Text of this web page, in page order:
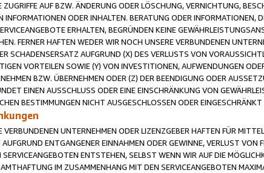
AUF BZW. ÄNDERUNG ODER LÖSCHUNG, VERNICHTUNG,
ODER INHALTEN. BERATUNG ODER INFORMATIONEN,
ERHALTEN, BEGRÜNDEN KEINE
FERNER HAFTEN WEDER WIR NOCH UNSERE VERBUNDENEN
SCHADENSERSATZ AUFGRUND (X) DES VERLUSTS VON
VORTEILEN SOWIE (Y) VON INVESTITIONEN, AUFWENDUNGEN
BZW. ÜBERNEHMEN ODER (Z) DER BEENDIGUNG ODER
EINEN AUSSCHLUSS ODER EINE EINSCHRÄNKUNG VON
BESTIMMUNGEN NICHT AUSGESCHLOSSEN ODER
VERBUNDENEN UNTERNEHMEN ODER LIZENZGEBER HAFTEN FÜR
ENTGANGENER EINNAHMEN ODER GEWINNE, VERLUST VON
ENTSTEHEN, SELBST WENN WIR AUF DIE
IM ZUSAMMENHANG MIT DEN SERVICEANGEBOTEN